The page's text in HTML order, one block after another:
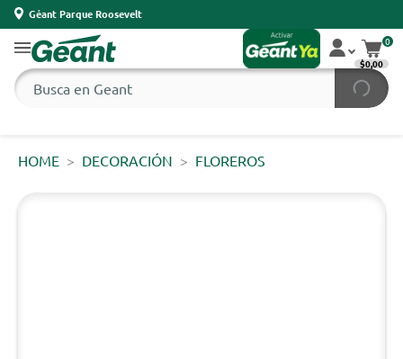
Géant Parque Roosevelt
0
$0,00
HOME DECORACIÓN FLOREROS